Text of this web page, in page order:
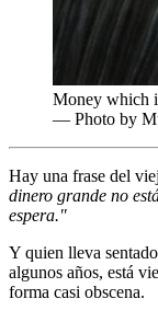
Money which
— Photo by
Hay una frase del
dinero grande no
espera."
Y quien lleva
algunos años, está
forma casi obscena.